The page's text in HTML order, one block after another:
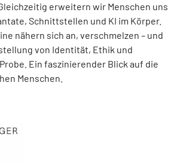
erweitern wir Menschen uns
Schnittstellen und KI im Körper.
nähern sich an, verschmelzen – und
von Identität, Ethik und
Ein faszinierender Blick auf die
Menschen.